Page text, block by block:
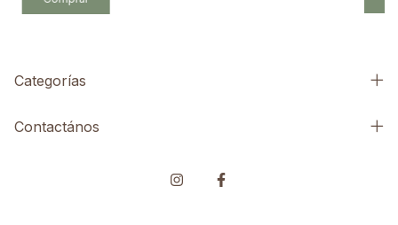
Categorías
Contactános